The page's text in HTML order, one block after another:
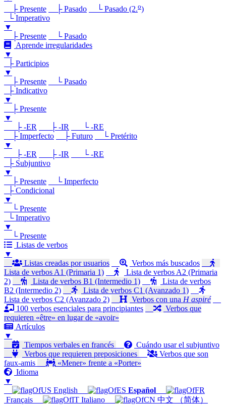
├ Presente
├ Pasado └ Pasado (2.o)
└ Imperativo
▼
├ Presente
└ Pasado
Aprende irregularidades
▼
├ Participios
▼
├ Presente
└ Pasado
├ Indicativo
▼
├ Presente
▼
├ -ER
├ -IR
└ -RE
├ Imperfecto
├ Futuro
└ Pretérito
▼
├ -ER
├ -IR
└ -RE
├ Subjuntivo
▼
├ Presente
└ Imperfecto
├ Condicional
▼
└ Presente
└ Imperativo
▼
└ Presente
Listas de verbos
▼
Listas creadas por usuarios
Verbos más buscados
Lista de verbos A1 (Primaria 1)
Lista de verbos A2 (Primaria
2)
Lista de verbos B1 (Intermedio 1)
Lista de verbos
B2 (Intermedio 2)
Lista de verbos C1 (Avanzado 1)
Lista de verbos C2 (Avanzado 2)
Verbos con una H aspiré
100 verbos esenciales para principiantes
Verbos que
requieren «être» en lugar de «avoir»
Artículos
▼
Tiempos verbales en francés
Cuándo usar el subjuntivo
Verbos que requieren preposiciones
Verbos que son
faux-amis
«Mener» frente a «Porter»
Idioma
▼
English
Español
Français
Italiano
中文 （简体）